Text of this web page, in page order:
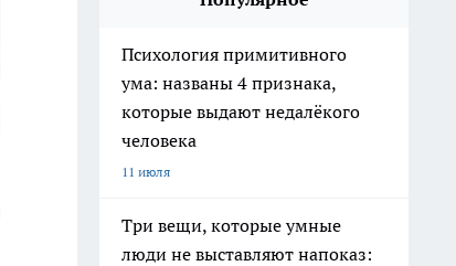
Психология примитивного
ума: названы 4 признака,
которые выдают недалёкого
человека
11 июля
Три вещи, которые умные
люди не выставляют напоказ: